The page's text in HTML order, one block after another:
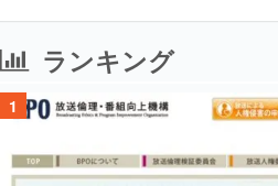
ランキング
1